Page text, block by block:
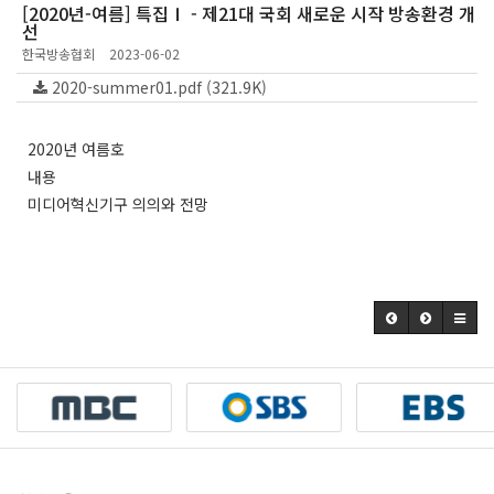
[2020년-여름] 특집Ⅰ - 제21대 국회 새로운 시작 방송환경 개
선
한국방송협회 2023-06-02
2020-summer01.pdf (321.9K)
2020년 여름호
내용
미디어혁신기구 의의와 전망